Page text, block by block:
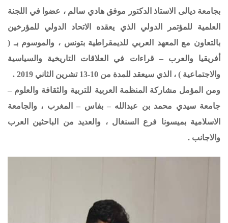
بجامعة ديالى الاستاذ الدكتور موفق هادي سالم ، عضوا في اللجنة
العلمية للمؤتمر الدولي الذي يعقده الاتحاد الدولي للمؤرخين
بالتعاون مع المعهد العربي للديمقراطية بتونس ، والموسوم بـ (
أفريقيا والعرب – قراءات في العلاقات التاريخية والسياسية
والاجتماعية ) ، الذي سيعقد للمدة من 10-13 تشرين الثاني 2019 .
ومن المؤمل مشاركة المنظمة العربية للتربية والثقافة والعلوم –
جامعة سيدي محمد بن عبدالله – بفاس – المغرب ، والجامعة
الاسلامية بميسونا فرع السنغال ، والعديد من الباحثين العرب
والاجانب .